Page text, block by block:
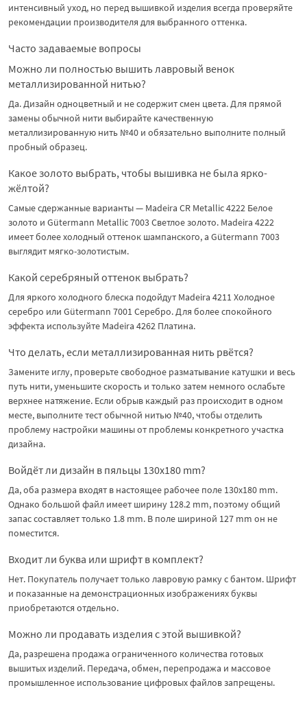
интенсивный уход, но перед вышивкой изделия всегда проверяйте
рекомендации производителя для выбранного оттенка.
Часто задаваемые вопросы
Можно ли полностью вышить лавровый венок
металлизированной нитью?
Да. Дизайн одноцветный и не содержит смен цвета. Для прямой
замены обычной нити выбирайте качественную
металлизированную нить №40 и обязательно выполните полный
пробный образец.
Какое золото выбрать, чтобы вышивка не была ярко-
жёлтой?
Самые сдержанные варианты — Madeira CR Metallic 4222 Белое
золото и Gütermann Metallic 7003 Светлое золото. Madeira 4222
имеет более холодный оттенок шампанского, а Gütermann 7003
выглядит мягко-золотистым.
Какой серебряный оттенок выбрать?
Для яркого холодного блеска подойдут Madeira 4211 Холодное
серебро или Gütermann 7001 Серебро. Для более спокойного
эффекта используйте Madeira 4262 Платина.
Что делать, если металлизированная нить рвётся?
Замените иглу, проверьте свободное разматывание катушки и весь
путь нити, уменьшите скорость и только затем немного ослабьте
верхнее натяжение. Если обрыв каждый раз происходит в одном
месте, выполните тест обычной нитью №40, чтобы отделить
проблему настройки машины от проблемы конкретного участка
дизайна.
Войдёт ли дизайн в пяльцы 130x180 mm?
Да, оба размера входят в настоящее рабочее поле 130x180 mm.
Однако большой файл имеет ширину 128.2 mm, поэтому общий
запас составляет только 1.8 mm. В поле шириной 127 mm он не
поместится.
Входит ли буква или шрифт в комплект?
Нет. Покупатель получает только лавровую рамку с бантом. Шрифт
и показанные на демонстрационных изображениях буквы
приобретаются отдельно.
Можно ли продавать изделия с этой вышивкой?
Да, разрешена продажа ограниченного количества готовых
вышитых изделий. Передача, обмен, перепродажа и массовое
промышленное использование цифровых файлов запрещены.